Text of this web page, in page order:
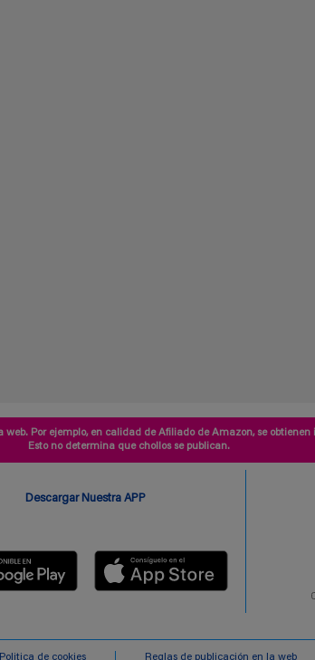
Por ejemplo, en calidad de Afiliado de Amazon, se
Esto no determina que chollos se publican.
Descargar Nuestra APP
Politica de cookies Reglas de publicación en la web